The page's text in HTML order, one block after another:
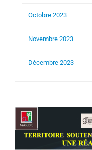
Octobre 2023
Novembre 2023
Décembre 2023